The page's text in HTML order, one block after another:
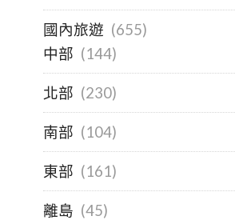
國內旅遊 (655)
中部 (144)
北部 (230)
南部 (104)
東部 (161)
離島 (45)